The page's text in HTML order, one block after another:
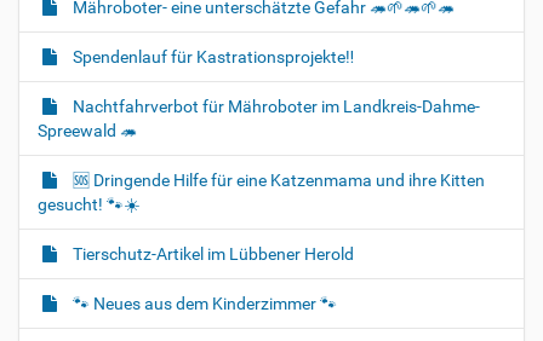
Mähroboter- eine unterschätzte Gefahr 🦔🌱🦔🌱🦔
Spendenlauf für Kastrationsprojekte‼️
Nachtfahrverbot für Mähroboter im Landkreis-Dahme-
Spreewald 🦔
🆘️ Dringende Hilfe für eine Katzenmama und ihre Kitten
gesucht! 🐾☀️
Tierschutz-Artikel im Lübbener Herold
🐾 Neues aus dem Kinderzimmer 🐾